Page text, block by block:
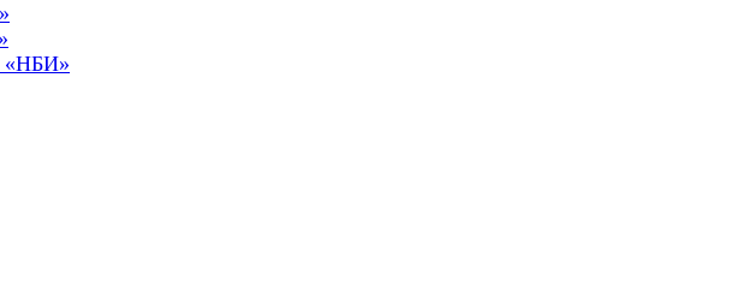
«НБИ»